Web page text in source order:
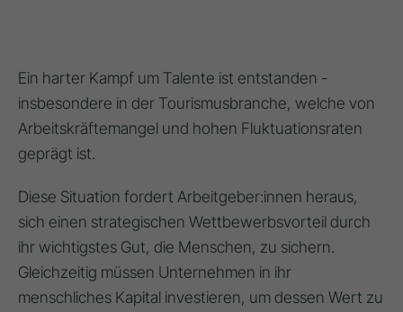
Ein harter Kampf um Talente ist entstanden -
insbesondere in der Tourismusbranche, welche von
Arbeitskräftemangel und hohen Fluktuationsraten
geprägt ist.
Diese Situation fordert Arbeitgeber:innen heraus,
sich einen strategischen Wettbewerbsvorteil durch
ihr wichtigstes Gut, die Menschen, zu sichern.
Gleichzeitig müssen Unternehmen in ihr
menschliches Kapital investieren, um dessen Wert zu